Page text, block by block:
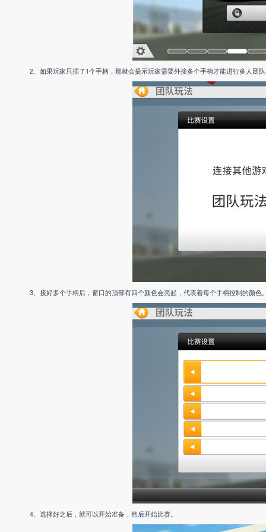
2、如果玩家只插了1个手柄，那就会提示玩家需要外接多个手柄才能进行多人团
3、接好多个手柄后，窗口的顶部有四个颜色会亮起，代表着每个手柄控制的颜色
4、选择好之后，就可以开始准备，然后开始比赛。